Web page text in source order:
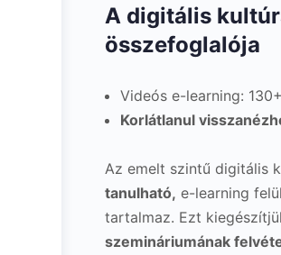
A digitális
összefoglalója
Videós e-learning:
Korlátlanul
Az emelt szintű digitális
tanulható, e-learning
tartalmaz. Ezt
szemináriumának